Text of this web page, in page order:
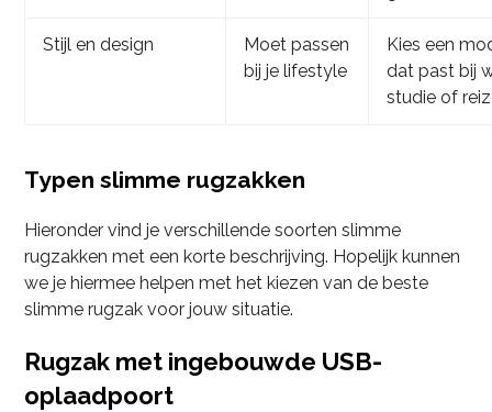
Stijl en design
Moet passen
bij je lifestyle
Kies een
dat past bij
studie of
Typen slimme rugzakken
Hieronder vind je verschillende soorten slimme
rugzakken met een korte beschrijving. Hopelijk kunnen
we je hiermee helpen met het kiezen van de beste
slimme rugzak voor jouw situatie.
Rugzak met ingebouwde USB-
oplaadpoort